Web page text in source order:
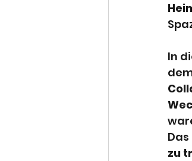
Känguru
In
zu